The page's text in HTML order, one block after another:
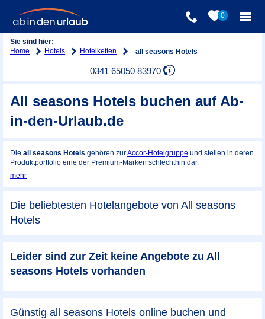
0
Sie sind hier:
Home
Hotels Hotelketten all seasons Hotels
0341 65050 83970
All seasons Hotels buchen auf Ab-
in-den-Urlaub.de
Die all seasons Hotels gehören zurAccor-Hotelgruppe und stellen in deren
Produktportfolio eine der Premium-Marken schlechthin dar.
mehr
Die beliebtesten Hotelangebote von All seasons
Hotels
Leider sind zur Zeit keine Angebote zu All
seasons Hotels vorhanden
Günstig all seasons Hotels online buchen und